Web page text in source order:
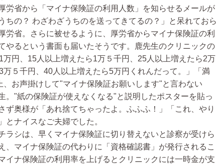
労省から「マイナ保険証の利用人数」を知らせるメールが
ちの？ わざわざうちのを送ってきてるの？」と呆れておら
労省。さらに被せるように、厚労省からマイナ保険証の利
やるという書面も届いたそうです。鹿先生のクリニックの
円、15人以上増えたら1万５千円、25人以上増えたら2万
万５千円、40人以上増えたら5万円くれんだって。」「満
お声掛けして"マイナ保険証お願いします"と言わない
。"紙の保険証が使えなくなる"と説明したポスターを貼っ
ず奥様が「あれ捨てちゃったよ。ふふふ！」「これ、やり
とナイスなご夫婦でした。
シは、早くマイナ保険証に切り替えないと診察が受けら
、マイナ保険証の代わりに「資格確認書」が発行されるこ
イナ保険証の利用率を上げるとクリニックには一時金が支